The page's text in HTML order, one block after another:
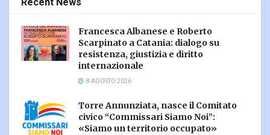
Francesca Albanese e Roberto
Scarpinato a Catania: dialogo su
resistenza, giustizia e diritto
internazionale
8 AGOSTO 2026
Torre Annunziata, nasce il Comitato
civico “Commissari Siamo Noi”:
«Siamo un territorio occupato»